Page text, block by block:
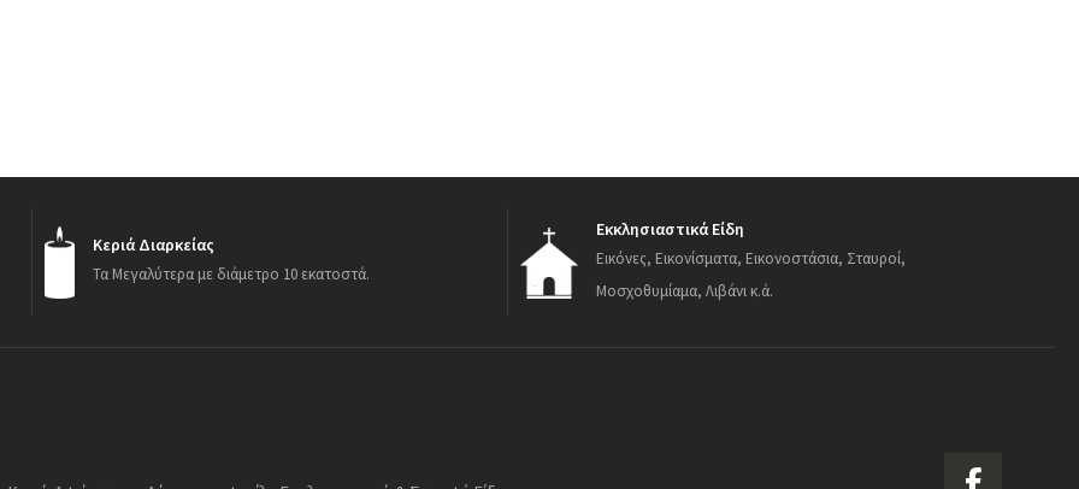
Κεριά Διαρκείας
Τα Μεγαλύτερα με διάμετρο 10 εκατοστά.
Εκκλησιαστικά Είδη
Εικόνες, Εικονίσματα, Εικονοστάσια, Σταυροί,
Μοσχοθυμίαμα, Λιβάνι κ.ά.